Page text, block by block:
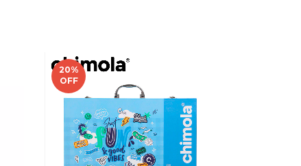
20%
OFF